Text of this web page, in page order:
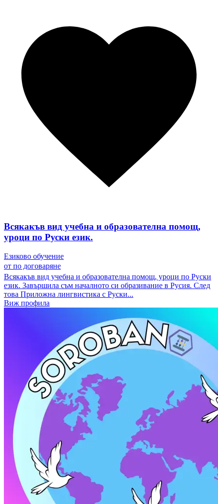
Всякакъв вид учебна и образователна помощ,
уроци по Руски език.
Езиково обучение
от по договаряне
Всякакъв вид учебна и образователна помощ, уроци по Руски
език. Завършила съм началното си образивание в Русия. След
това Приложна лингвистика с Руски...
Виж профила